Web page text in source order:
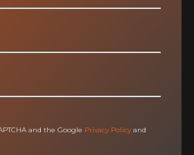
and the Google Privacy Policyand